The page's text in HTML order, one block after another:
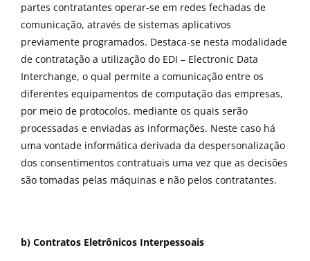
partes contratantes operar-se em redes fechadas de
comunicação, através de sistemas aplicativos
previamente programados. Destaca-se nesta modalidade
de contratação a utilização do EDI – Electronic Data
Interchange, o qual permite a comunicação entre os
diferentes equipamentos de computação das empresas,
por meio de protocolos, mediante os quais serão
processadas e enviadas as informações. Neste caso há
uma vontade informática derivada da despersonalização
dos consentimentos contratuais uma vez que as decisões
são tomadas pelas máquinas e não pelos contratantes.
b) Contratos Eletrônicos Interpessoais